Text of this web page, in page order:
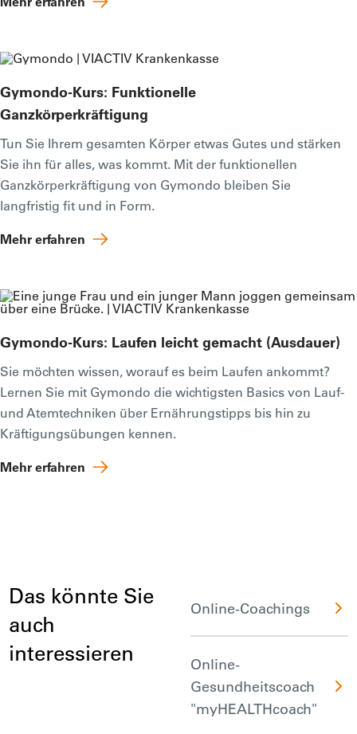
Gymondo-Kurs: Funktionelle
Ganzkörperkräftigung
Tun Sie Ihrem gesamten Körper etwas Gutes und stärken
Sie ihn für alles, was kommt. Mit der funktionellen
Ganzkörperkräftigung von Gymondo bleiben Sie
langfristig fit und in Form.
Mehr erfahren
Gymondo-Kurs: Laufen leicht gemacht (Ausdauer)
Sie möchten wissen, worauf es beim Laufen ankommt?
Lernen Sie mit Gymondo die wichtigsten Basics von Lauf-
und Atemtechniken über Ernährungstipps bis hin zu
Kräftigungsübungen kennen.
Mehr erfahren
Das könnte Sie
auch
interessieren
Online-Coachings
Online-
Gesundheitscoach
"myHEALTHcoach"